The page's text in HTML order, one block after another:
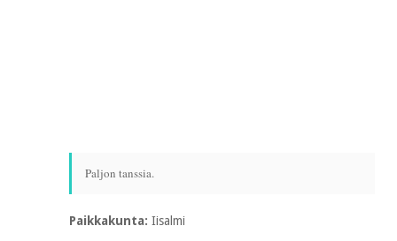
Paljon tanssia.
Paikkakunta: Iisalmi